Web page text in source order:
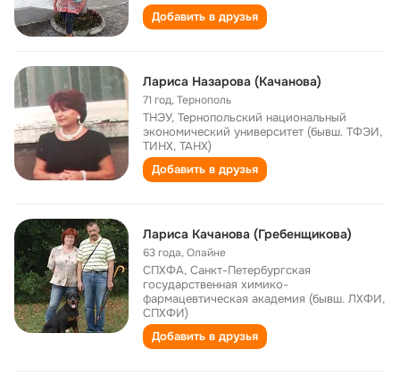
Добавить в друзья
Лариса Назарова (Качанова)
71 год,Тернополь
ТНЭУ, Тернопольский национальный
экономический университет (бывш. ТФЭИ,
ТИНХ, ТАНХ)
Добавить в друзья
Лариса Качанова (Гребенщикова)
63 года,Олайне
СПХФА, Санкт-Петербургская
государственная химико-
фармацевтическая академия (бывш. ЛХФИ,
СПХФИ)
Добавить в друзья